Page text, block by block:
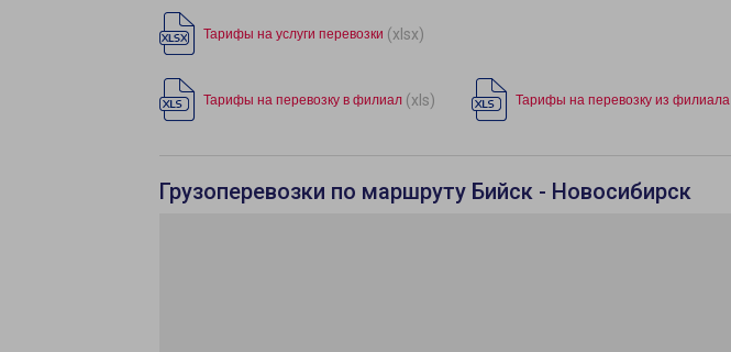
Тарифы на услуги перевозки (xlsx)
Тарифы на перевозку в филиал (xls) Тарифы на перевозку из филиала
Грузоперевозки по маршруту Бийск - Новосибирск